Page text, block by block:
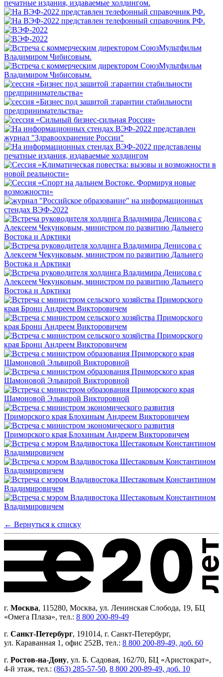
← Вернуться к списку
г. Москва, 115280, Москва, ул. Ленинская Слобода, 19, БЦ
«Омега Плаза», тел.: 8 800 200-89-49
г. Санкт-Петербург, 191014, г. Санкт-Петербург,
ул. Караванная 1, офис 252В, тел.: 8 800 200-89-49, доб. 60
г. Ростов-на-Дону, ул. Б. Садовая, 162/70, БЦ «Аристократ»,
4-й этаж, тел.: (863) 285-57-50, 8 800 200-89-49, доб. 10